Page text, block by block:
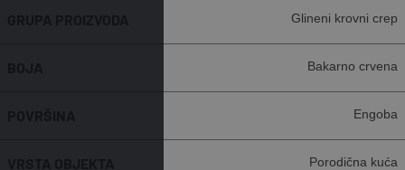
Glineni krovni crep
Bakarno crvena
Engoba
Porodična kuća